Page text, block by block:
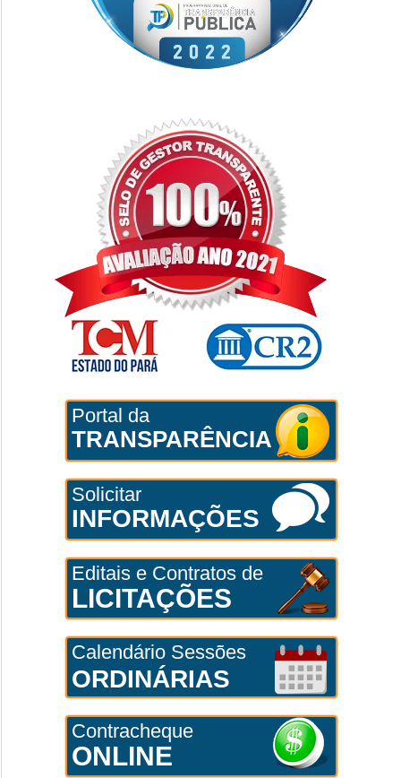
Portal da
TRANSPARÊNCIA
Solicitar
INFORMAÇÕES
Editais e Contratos de
LICITAÇÕES
Calendário Sessões
ORDINÁRIAS
Contracheque
ONLINE